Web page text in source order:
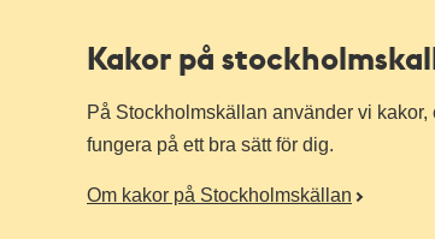
Kakor på
På Stockholmskällan använder vi
fungera på ett bra sätt för dig.
Om kakor på Stockholmskällan